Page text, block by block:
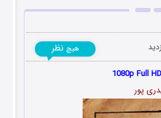
هیچ نظر